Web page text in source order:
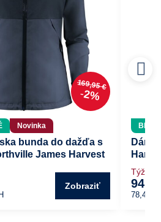
169,95 €
2%
Novinka
bunda do dažďa s
James Harvest
Zobraziť
BIO
Týžden
78,47 €